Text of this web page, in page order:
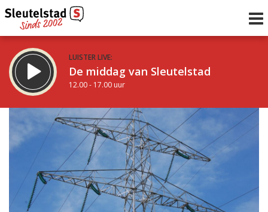
LUISTER LIVE:
De middag van Sleutelstad
12.00 - 17.00 uur
Sleutelstad 30
17.00 - 19.00 uur
uur 1 van 0 Volgend uur
Inklappen